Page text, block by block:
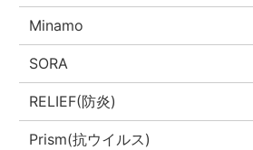
Minamo
SORA
RELIEF(防炎)
Prism(抗ウイルス)